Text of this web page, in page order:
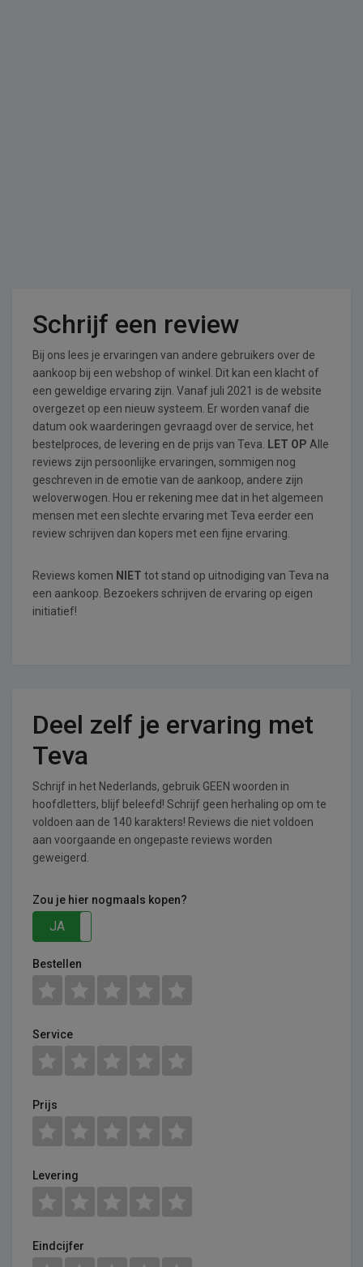
Schrijf een review
Bij ons lees je ervaringen van andere gebruikers over de
aankoop bij een webshop of winkel. Dit kan een klacht of
een geweldige ervaring zijn. Vanaf juli 2021 is de website
overgezet op een nieuw systeem. Er worden vanaf die
datum ook waarderingen gevraagd over de service, het
bestelproces, de levering en de prijs van Teva.
LET OP Alle
reviews zijn persoonlijke ervaringen, sommigen nog
geschreven in de emotie van de aankoop, andere zijn
weloverwogen. Hou er rekening mee dat in het algemeen
mensen met een slechte ervaring met Teva eerder een
review schrijven dan kopers met een fijne ervaring.
Reviews komen NIET tot stand op uitnodiging van Teva na
een aankoop. Bezoekers schrijven de ervaring op eigen
initiatief!
Deel zelf je ervaring met
Teva
Schrijf in het Nederlands, gebruik GEEN woorden in
hoofdletters, blijf beleefd! Schrijf geen herhaling op om te
voldoen aan de 140 karakters! Reviews die niet voldoen
aan voorgaande en ongepaste reviews worden
geweigerd.
Zou je hier nogmaals kopen?
JA
Bestellen
Service
Prijs
Levering
Eindcijfer